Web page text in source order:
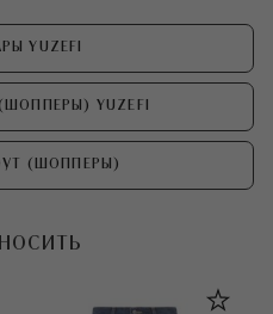
YUZEFI
YUZEFI
(ШОППЕРЫ)